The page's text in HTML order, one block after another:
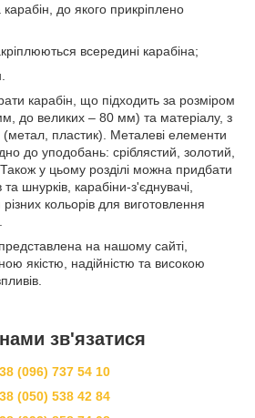
карабін, до якого прикріплено
всередині карабіна;
карабін, що підходить за розміром
до великих – 80 мм) та матеріалу, з
(метал, пластик). Металеві елементи
до уподобань: сріблястий, золотий,
Також у цьому розділі можна придбати
шнурків, карабіни-з'єднувачі,
різних кольорів для виготовлення
на нашому сайті,
якістю, надійністю та високою
зв'язатися
(096) 737 54 10
(050) 538 42 84